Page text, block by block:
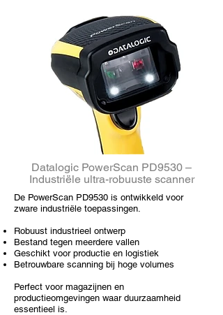
Datalogic PowerScan PD9530 –
Industriële ultra-robuuste scanner
De PowerScan PD9530 is ontwikkeld voor
zware industriële toepassingen.
Robuust industrieel ontwerp
Bestand tegen meerdere vallen
Geschikt voor productie en logistiek
Betrouwbare scanning bij hoge volumes
Perfect voor magazijnen en
productieomgevingen waar duurzaamheid
essentieel is.